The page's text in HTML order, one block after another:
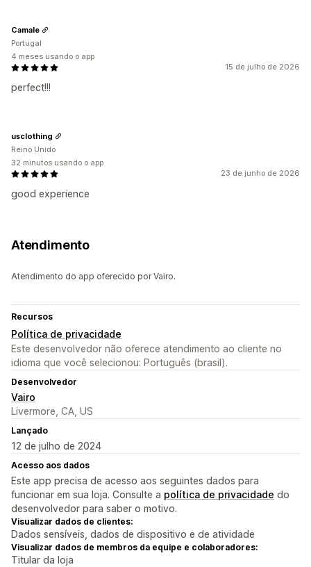
15 de julho de 2026
perfect!!!
Camale
Portugal
4 meses usando o app
23 de junho de 2026
good experience
usclothing
Reino Unido
32 minutos usando o app
Atendimento
Atendimento do app oferecido por Vairo.
Recursos
Política de privacidade
Este desenvolvedor não oferece atendimento ao cliente no
idioma que você selecionou: Português (brasil).
Desenvolvedor
Vairo
Livermore, CA, US
Lançado
12 de julho de 2024
Acesso aos dados
Este app precisa de acesso aos seguintes dados para
funcionar em sua loja. Consulte a política de privacidade do
desenvolvedor para saber o motivo.
Visualizar dados de clientes:
Dados sensíveis, dados de dispositivo e de atividade
Visualizar dados de membros da equipe e colaboradores:
Titular da loja